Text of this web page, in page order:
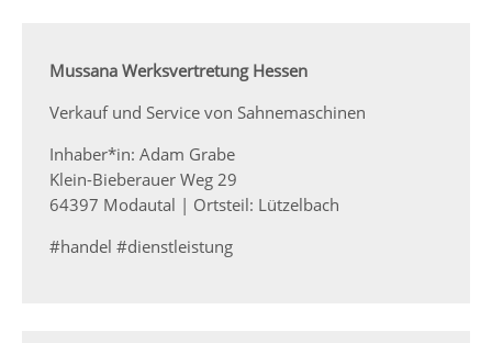
Mussana Werksvertretung Hessen
Verkauf und Service von Sahnemaschinen
Inhaber*in: Adam Grabe
Klein-Bieberauer Weg 29
64397 Modautal | Ortsteil: Lützelbach
#handel #dienstleistung